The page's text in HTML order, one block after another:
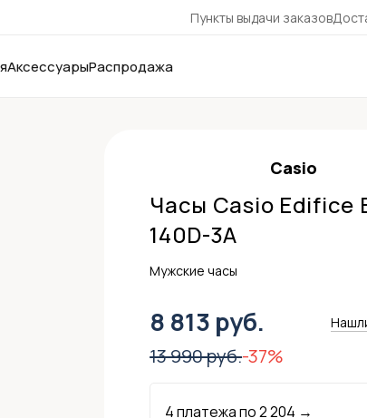
Пункты выдачи заказов
АксессуарыРаспродажа
Casio
Часы Casio Edifice
140D-3A
Мужские часы
8 813 руб.
13 990 руб.-37%
4 платежа по2 204 →